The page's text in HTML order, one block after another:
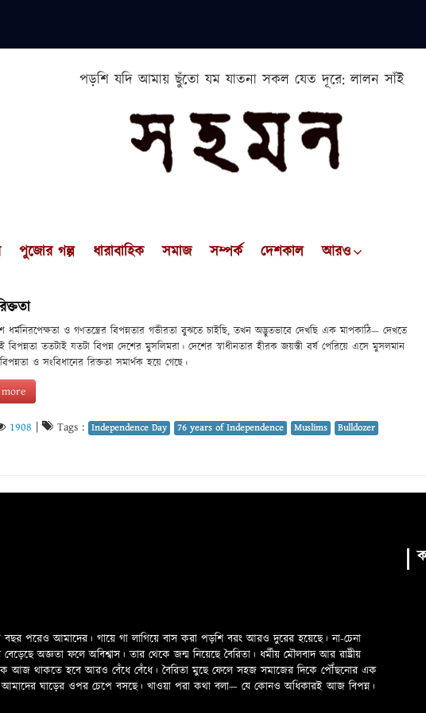
পড়শি যদি আমায় ছুঁতো যম যাতনা সকল যেত দূরে: লালন সাঁই
পুজোর গল্প ধারাবাহিক সমাজ সম্পর্ক দেশকাল আরও
ধর্মনিরপেক্ষতা ও গণতন্ত্রের বিপন্নতার গভীরতা বুঝতে চাইছি, তখন অদ্ভুতভাবে দেখছি এক মাপকাঠি— দেখতে
বিপন্নতা ততটাই যতটা বিপন্ন দেশের মুসলিমরা। দেশের স্বাধীনতার হীরক জয়ন্তী বর্ষ পেরিয়ে এসে মুসলমান
ও সংবিধানের রিক্ততা সমার্থক হয়ে গেছে।
1908 Tags : Independence Day 76 years of Independence Muslims
Bulldozer
পরেও আমাদের। গায়ে গা লাগিয়ে বাস করা পড়শি বরং আরও দুরের হয়েছে। না-চেনা
অজ্ঞতা ফলে অবিশ্বাস। তার থেকে জন্ম নিয়েছে বৈরিতা। ধর্মীয় মৌলবাদ আর রাষ্ট্রীয়
আজ থাকতে হবে আরও বেঁধে বেঁধে। বৈরিতা মুছে ফেলে সহজ সমাজের দিকে পৌঁছনোর এক
আমাদের ঘাড়ের ওপর চেপে বসছে। খাওয়া পরা কথা বলা—­­ যে কোনও অধিকারই আজ বিপন্ন।